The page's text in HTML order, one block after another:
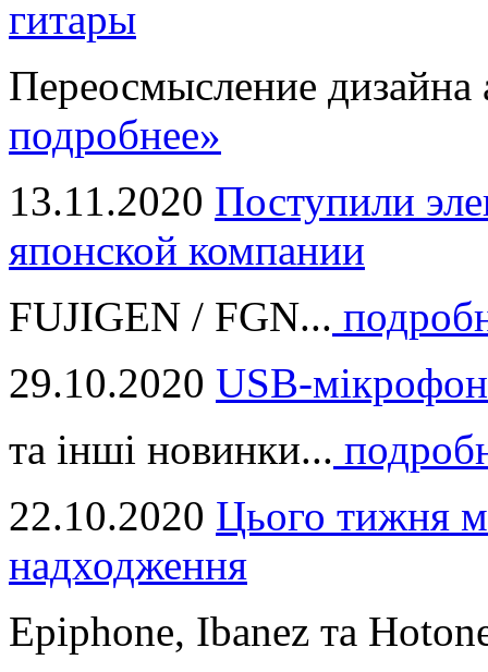
гитары
Переосмысление дизайна
подробнее»
13.11.2020 Поступили
японской компании
FUJIGEN / FGN...
29.10.2020 USB-
та інші новинки...
22.10.2020 Цього тижня
надходження
Epiphone, Ibanez та